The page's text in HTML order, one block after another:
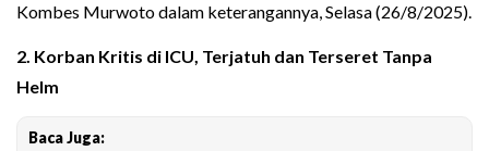
Kombes Murwoto dalam keterangannya, Selasa (26/8/2025).
2. Korban Kritis di ICU, Terjatuh dan Terseret Tanpa
Helm
Baca Juga: